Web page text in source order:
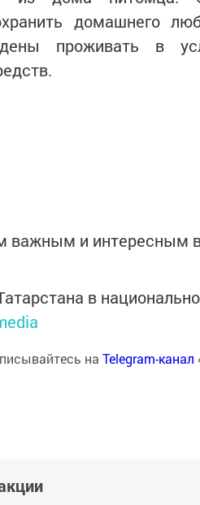
домашнего
проживать в
важным и интересным
в
на Telegram-канал